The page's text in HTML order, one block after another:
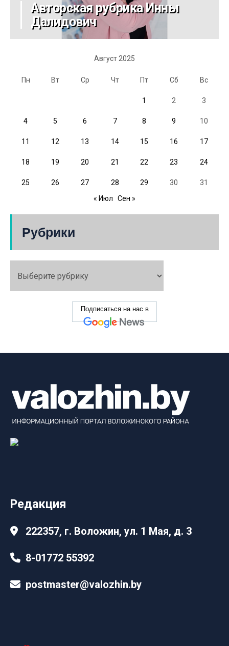
Авторская рубрика Инны
Далидович
Август 2025
Пн Вт Ср Чт Пт Сб Вс
1 2 3
4 5 6 7 8 9 10
11 12 13 14 15 16 17
18 19 20 21 22 23 24
25 26 27 28 29 30
31
« Июл
Сен »
Рубрики
Подписаться на нас в
Редакция
222357, г. Воложин, ул. 1 Мая, д. 3
8-01772 55392
postmaster@valozhin.by